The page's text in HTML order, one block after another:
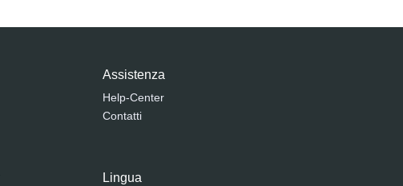
Assistenza
Help-Center
Contatti
Lingua